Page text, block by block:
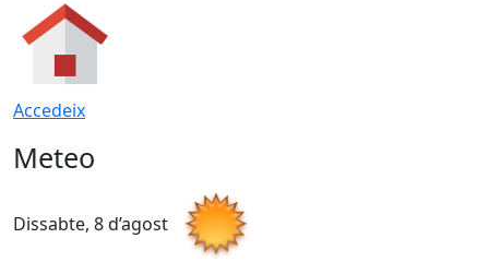
Accedeix
Meteo
Dissabte, 8 d’agost